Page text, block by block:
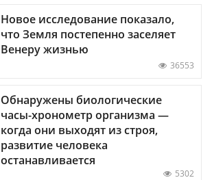
Новое исследование показало,
что Земля постепенно заселяет
Венеру жизнью
36553
Обнаружены биологические
часы-хронометр организма —
когда они выходят из строя,
развитие человека
останавливается
5302